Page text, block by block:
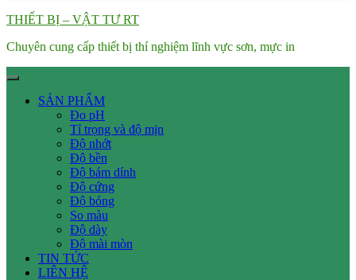
THIẾT BỊ – VẬT TƯ RT
Chuyên cung cấp thiết bị thí nghiệm lĩnh vực sơn, mực in
SẢN PHẨM
Đo pH
Tỉ trọng và độ mịn
Độ nhớt
Độ bền
Độ bám dính
Độ cứng
Độ bóng
So màu
Độ dày
Độ mài mòn
TIN TỨC
LIÊN HỆ